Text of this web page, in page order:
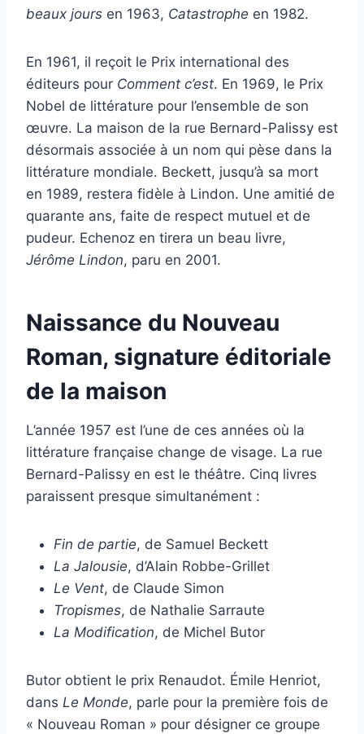
beaux jours en 1963, Catastrophe en 1982.
En 1961, il reçoit le Prix international des
éditeurs pour Comment c’est. En 1969, le Prix
Nobel de littérature pour l’ensemble de son
œuvre. La maison de la rue Bernard-Palissy est
désormais associée à un nom qui pèse dans la
littérature mondiale. Beckett, jusqu’à sa mort
en 1989, restera fidèle à Lindon. Une amitié de
quarante ans, faite de respect mutuel et de
pudeur. Echenoz en tirera un beau livre,
Jérôme Lindon, paru en 2001.
Naissance du Nouveau
Roman, signature éditoriale
de la maison
L’année 1957 est l’une de ces années où la
littérature française change de visage. La rue
Bernard-Palissy en est le théâtre. Cinq livres
paraissent presque simultanément :
Fin de partie, de Samuel Beckett
La Jalousie, d’Alain Robbe-Grillet
Le Vent, de Claude Simon
Tropismes, de Nathalie Sarraute
La Modification, de Michel Butor
Butor obtient le prix Renaudot. Émile Henriot,
dans Le Monde, parle pour la première fois de
« Nouveau Roman » pour désigner ce groupe